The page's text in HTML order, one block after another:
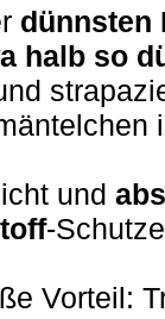
dünnsten
halb so
und
-
Vorteil: